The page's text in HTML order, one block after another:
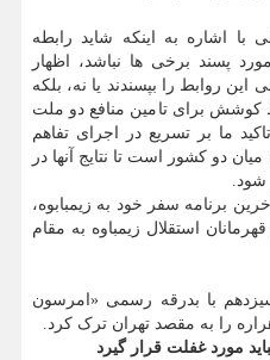
اشاره به اینکه شاید رابطه
پسند برخی ها نباشد، اظهار
روابط را بپسندند یا نه، بلکه
برای تامین منافع دو ملت
ما بر تسریع در اجرای تفاهم
دو کشور است تا نتایج آنها در
برنامه سفر خود به زیمبابوه،
استقلال زیمباوه به مقام
با بدرقه رسمی «امرسون
را به مقصد تهران ترک کرد.
مورد غفلت قرار گیرد